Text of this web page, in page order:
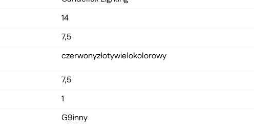
14
7,5
czerwonyzłotywielokolorowy
7,5
1
G9inny